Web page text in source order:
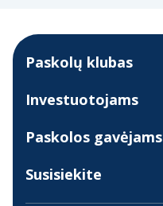
Paskolų klubas
Investuotojams
Paskolos gavėjams
Susisiekite